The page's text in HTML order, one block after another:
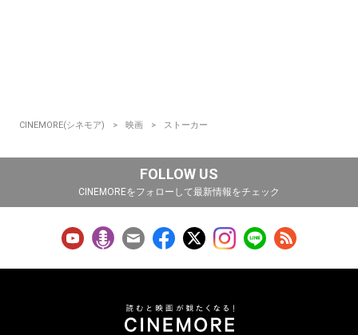
CINEMORE(シネモア) 映画 ストーカー
FOLLOW US
CINEMOREをフォローして最新情報をチェック